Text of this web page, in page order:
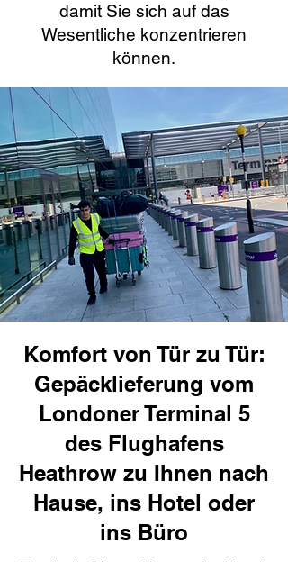
damit Sie sich auf das
Wesentliche konzentrieren
können.
Komfort von Tür zu Tür:
Gepäcklieferung vom
Londoner Terminal 5
des Flughafens
Heathrow zu Ihnen nach
Hause, ins Hotel oder
ins Büro